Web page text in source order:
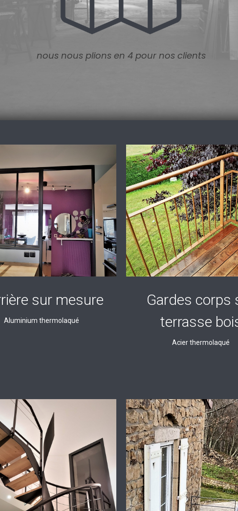
nous nous plions en 4 pour nos clients
sur mesure
Aluminium thermolaqué
Gardes corps
terrasse
Acier thermolaqué